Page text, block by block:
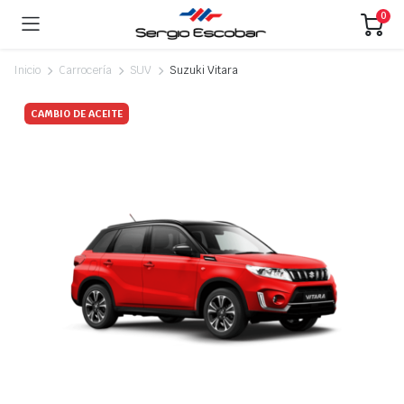
0
Inicio Carrocería SUV Suzuki Vitara
CAMBIO DE ACEITE